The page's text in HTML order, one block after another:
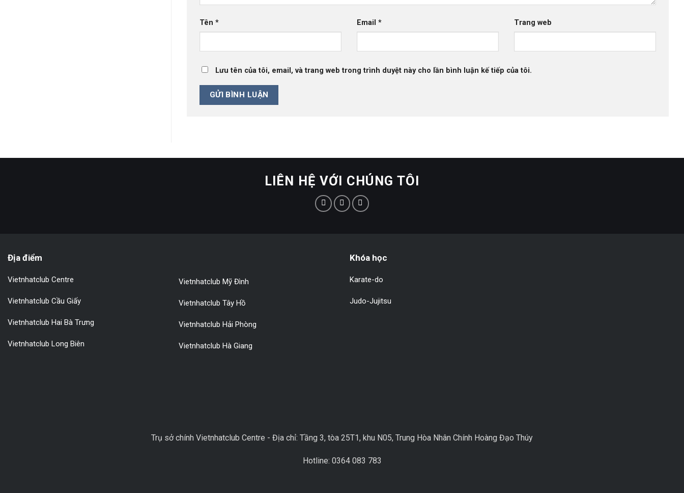
Tên * Email * Trang web
Lưu tên của tôi, email, và trang web trong trình duyệt này cho lần bình luận kế tiếp của tôi.
LIÊN HỆ VỚI CHÚNG TÔI
Địa điểm
Vietnhatclub Centre
Vietnhatclub Cầu Giấy
Vietnhatclub Hai Bà Trưng
Vietnhatclub Long Biên
Vietnhatclub Mỹ Đình
Vietnhatclub Tây Hồ
Vietnhatclub Hải Phòng
Vietnhatclub Hà Giang
Khóa học
Karate-do
Judo-Jujitsu
Trụ sở chính Vietnhatclub Centre - Địa chỉ: Tầng 3, tòa 25T1, khu N05, Trung Hòa Nhân Chính Hoàng Đạo Thúy
Hotline: 0364 083 783